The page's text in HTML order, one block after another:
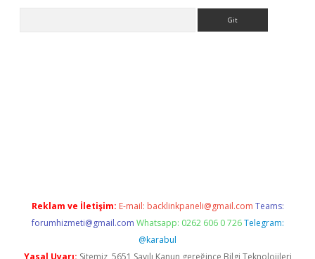
Reklam ve İletişim: E-mail: backlinkpaneli@gmail.com Teams:
forumhizmeti@gmail.com Whatsapp: 0262 606 0 726 Telegram:
@karabul
Yasal Uyarı: Sitemiz, 5651 Sayılı Kanun gereğince Bilgi Teknolojileri